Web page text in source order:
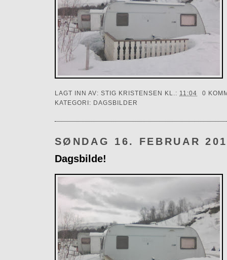
LAGT INN AV: STIG KRISTENSEN KL.: 11:04
0
KATEGORI: DAGSBILDER
SØNDAG 16. FEBRUAR
Dagsbilde!